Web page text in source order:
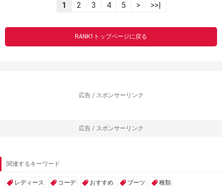
1 2 3 4 5 > >>|
RANK1トップページに戻る
広告 / スポンサーリンク
広告 / スポンサーリンク
関連するキーワード
レディース コーデ おすすめ ブーツ 種類